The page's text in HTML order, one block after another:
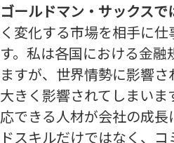
ゴールドマン・サックスで
く変化する市場を相手に
す。私は各国における金
ますが、世界情勢に影響
大きく影響されてしまい
応できる人材が会社の成
ドスキルだけではなく、